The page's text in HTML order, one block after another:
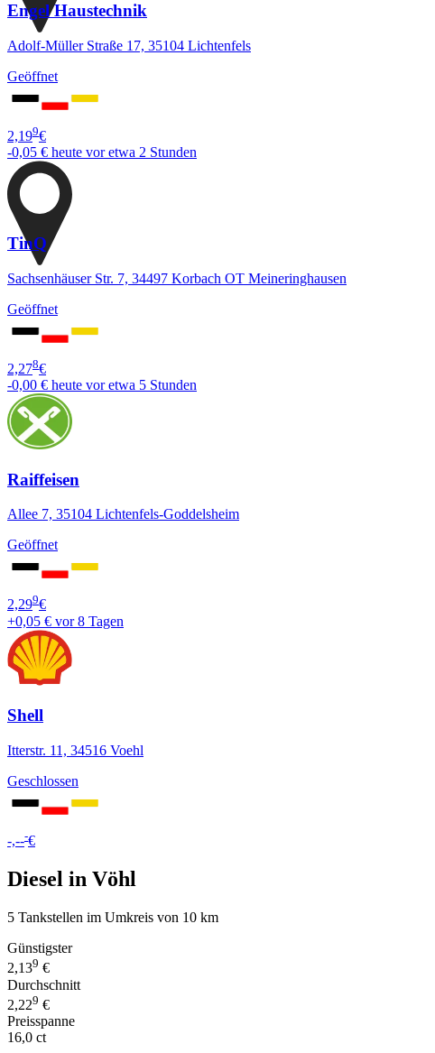
Engel Haustechnik
Adolf-Müller Straße 17, 35104 Lichtenfels
Geöffnet
2,199€
-0,05 € heute vor etwa 2 Stunden
TinQ
Sachsenhäuser Str. 7, 34497 Korbach OT Meineringhausen
Geöffnet
2,278€
-0,00 € heute vor etwa 5 Stunden
Raiffeisen
Allee 7, 35104 Lichtenfels-Goddelsheim
Geöffnet
2,299€
+0,05 € vor 8 Tagen
Shell
Itterstr. 11, 34516 Voehl
Geschlossen
-,---€
Diesel in Vöhl
5 Tankstellen im Umkreis von 10 km
Günstigster
2,139 €
Durchschnitt
2,229 €
Preisspanne
16,0 ct